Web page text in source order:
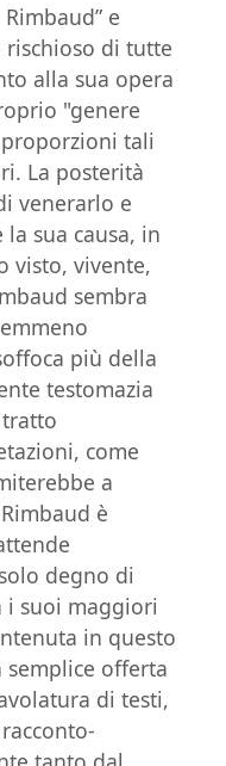
e
di tutte
alla sua opera
"genere
tali
La posterità
venerarlo e
la sua causa, in
visto, vivente,
sembra
più della
testomazia
come
a
è
degno di
i suoi maggiori
in questo
offerta
di testi,